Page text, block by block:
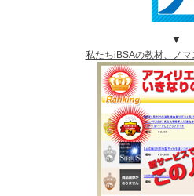
▼
私たちiBSAの教材、ノマ